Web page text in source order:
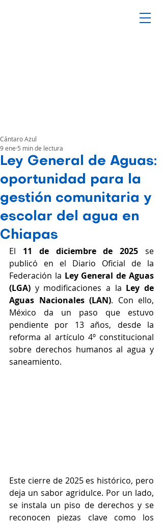
Ley General de Aguas:
oportunidad para la
gestión comunitaria y
escolar del agua en
Chiapas
Cántaro Azul
9 ene 5 min de lectura
El 11 de diciembre de 2025 se
publicó en el Diario Oficial de la
Federación la Ley General de Aguas
(LGA) y modificaciones a la Ley de
Aguas Nacionales (LAN). Con ello,
México da un paso que estuvo
pendiente por 13 años, desde la
reforma al artículo 4º constitucional
sobre derechos humanos al agua y
saneamiento.
Este cierre de 2025 es histórico, pero
deja un sabor agridulce. Por un lado,
se instala un piso de derechos y se